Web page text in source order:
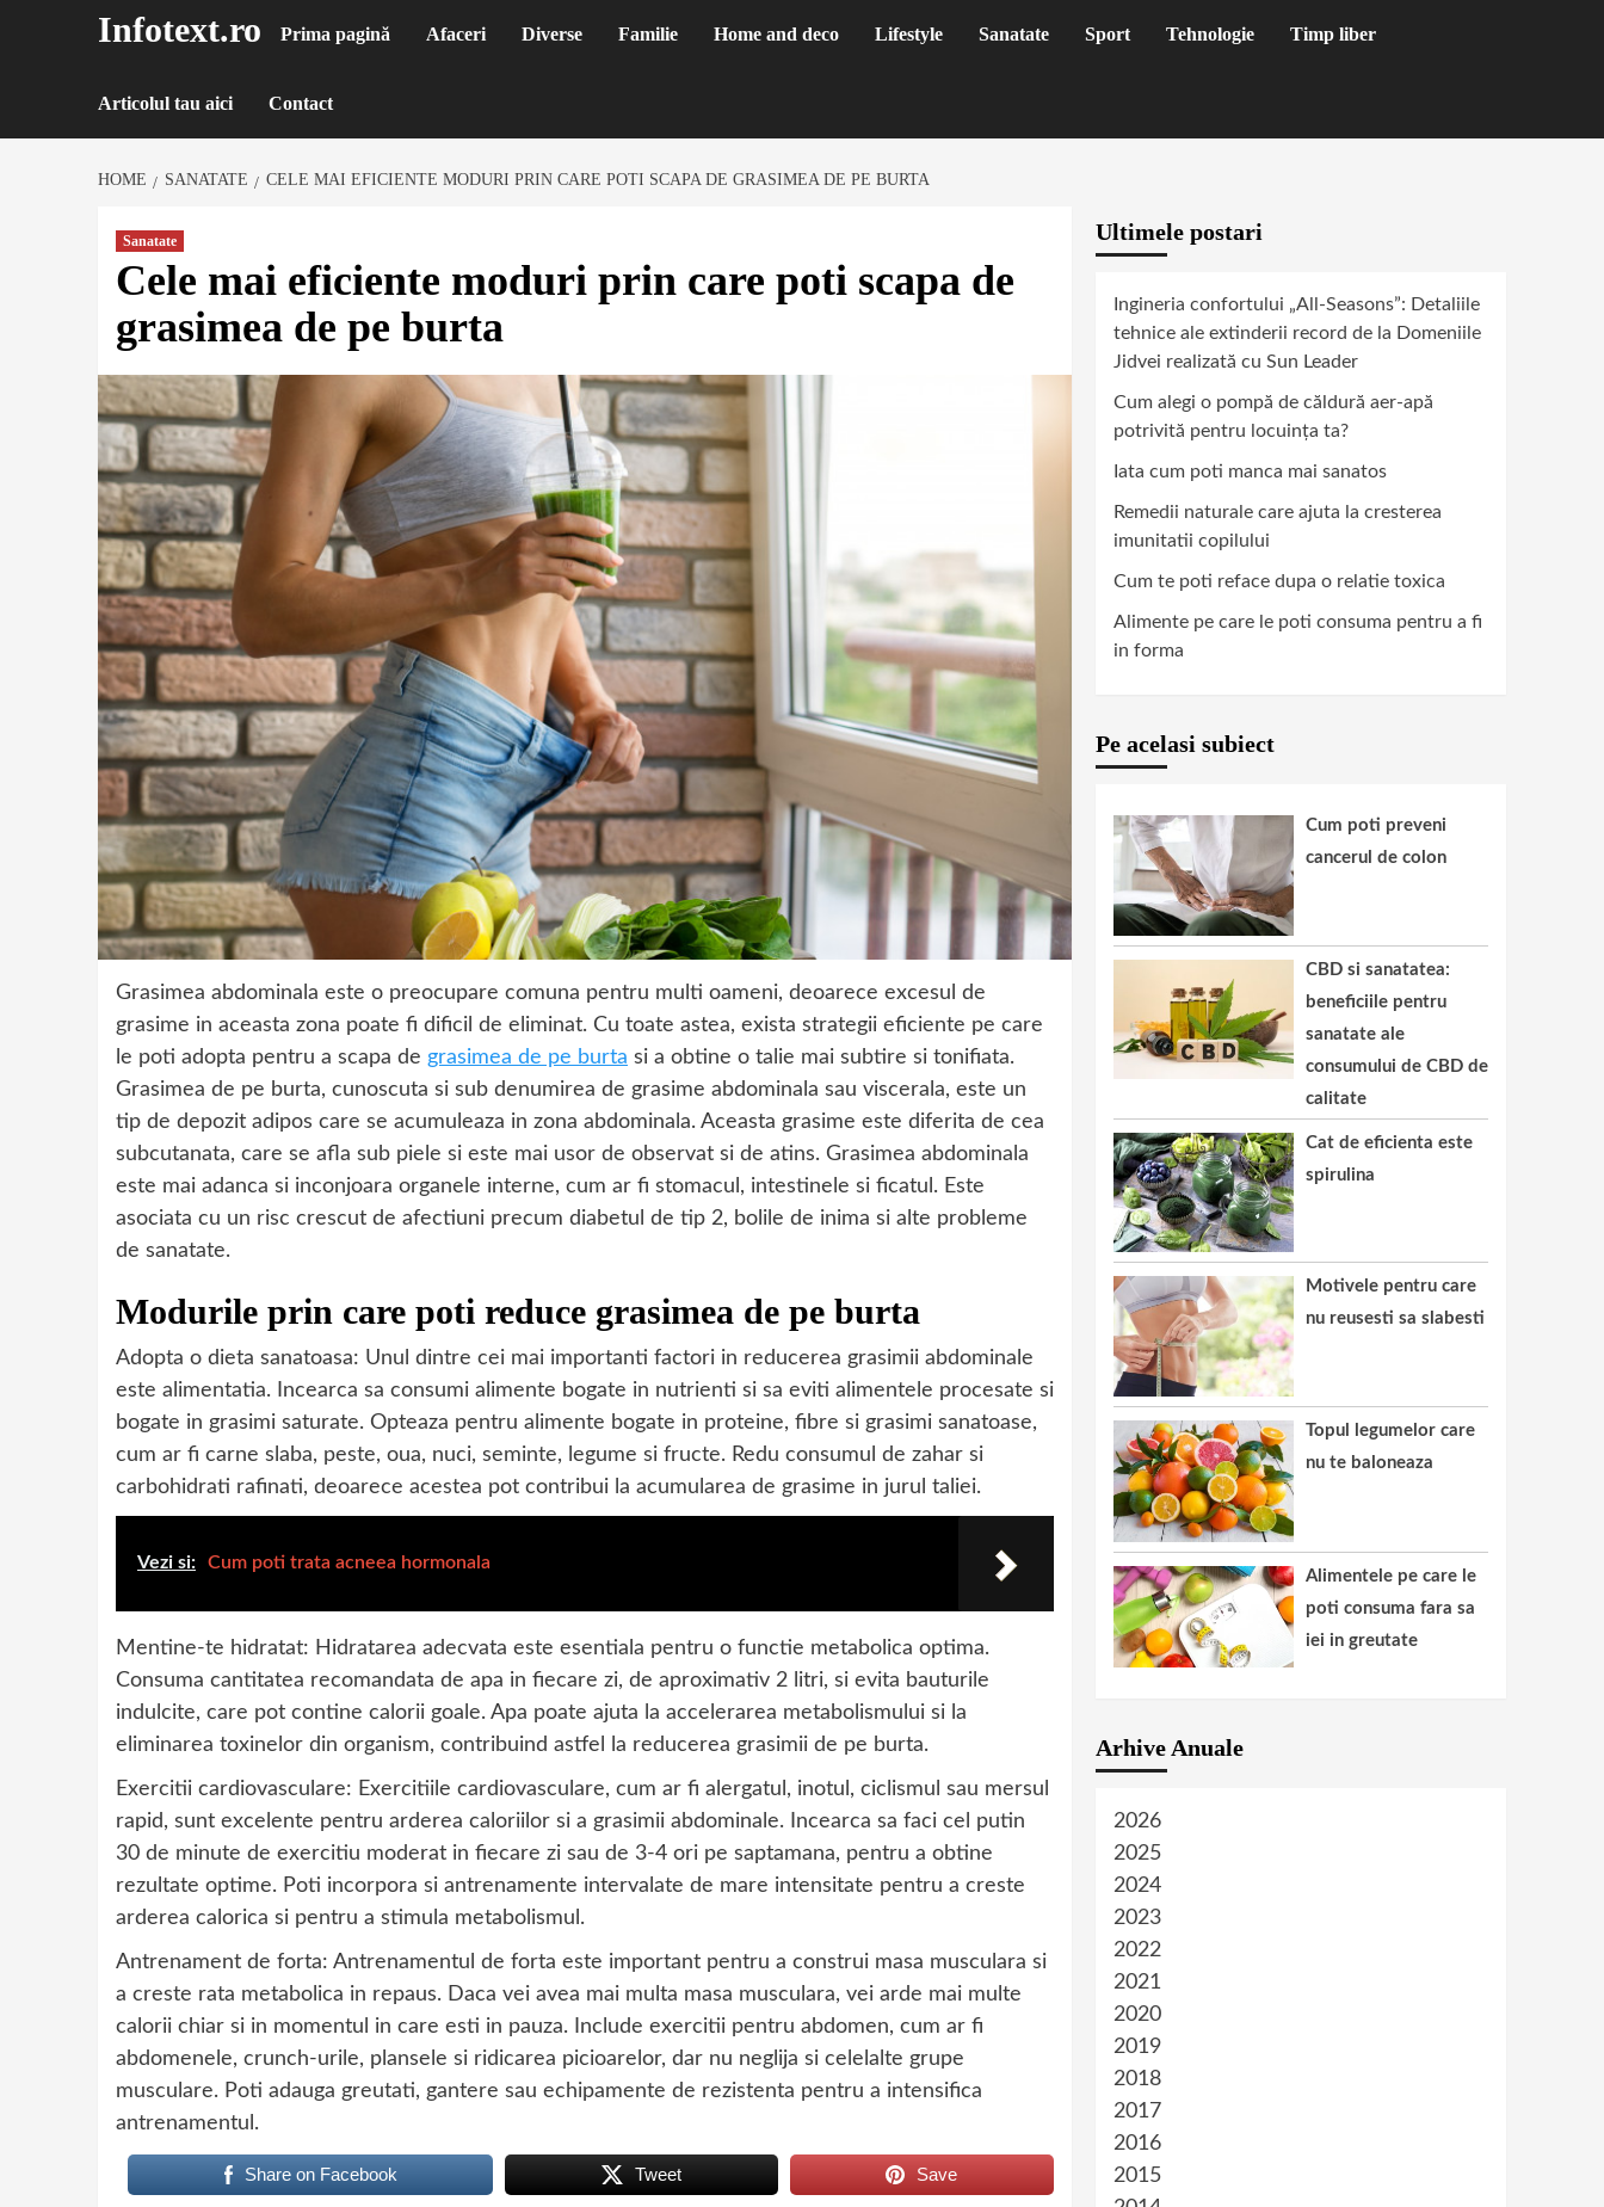
Infotext.ro Prima pagină Afaceri Diverse Familie Home and deco Lifestyle Sanatate Sport Tehnologie Timp liber
Articolul tau aici Contact
HOME SANATATE CELE MAI EFICIENTE MODURI PRIN CARE POTI SCAPA DE GRASIMEA DE PE BURTA
Sanatate
Cele mai eficiente moduri prin care poti scapa de
grasimea de pe burta
Grasimea abdominala este o preocupare comuna pentru multi oameni, deoarece excesul de
grasime in aceasta zona poate fi dificil de eliminat. Cu toate astea, exista strategii eficiente pe care
le poti adopta pentru a scapa de grasimea de pe burta si a obtine o talie mai subtire si tonifiata.
Grasimea de pe burta, cunoscuta si sub denumirea de grasime abdominala sau viscerala, este un
tip de depozit adipos care se acumuleaza in zona abdominala. Aceasta grasime este diferita de cea
subcutanata, care se afla sub piele si este mai usor de observat si de atins. Grasimea abdominala
este mai adanca si inconjoara organele interne, cum ar fi stomacul, intestinele si ficatul. Este
asociata cu un risc crescut de afectiuni precum diabetul de tip 2, bolile de inima si alte probleme
de sanatate.
Modurile prin care poti reduce grasimea de pe burta
Adopta o dieta sanatoasa: Unul dintre cei mai importanti factori in reducerea grasimii abdominale
este alimentatia. Incearca sa consumi alimente bogate in nutrienti si sa eviti alimentele procesate si
bogate in grasimi saturate. Opteaza pentru alimente bogate in proteine, fibre si grasimi sanatoase,
cum ar fi carne slaba, peste, oua, nuci, seminte, legume si fructe. Redu consumul de zahar si
carbohidrati rafinati, deoarece acestea pot contribui la acumularea de grasime in jurul taliei.
Vezi si: Cum poti trata acneea hormonala
Mentine-te hidratat: Hidratarea adecvata este esentiala pentru o functie metabolica optima.
Consuma cantitatea recomandata de apa in fiecare zi, de aproximativ 2 litri, si evita bauturile
indulcite, care pot contine calorii goale. Apa poate ajuta la accelerarea metabolismului si la
eliminarea toxinelor din organism, contribuind astfel la reducerea grasimii de pe burta.
Exercitii cardiovasculare: Exercitiile cardiovasculare, cum ar fi alergatul, inotul, ciclismul sau mersul
rapid, sunt excelente pentru arderea caloriilor si a grasimii abdominale. Incearca sa faci cel putin
30 de minute de exercitiu moderat in fiecare zi sau de 3-4 ori pe saptamana, pentru a obtine
rezultate optime. Poti incorpora si antrenamente intervalate de mare intensitate pentru a creste
arderea calorica si pentru a stimula metabolismul.
Antrenament de forta: Antrenamentul de forta este important pentru a construi masa musculara si
a creste rata metabolica in repaus. Daca vei avea mai multa masa musculara, vei arde mai multe
calorii chiar si in momentul in care esti in pauza. Include exercitii pentru abdomen, cum ar fi
abdomenele, crunch-urile, plansele si ridicarea picioarelor, dar nu neglija si celelalte grupe
musculare. Poti adauga greutati, gantere sau echipamente de rezistenta pentru a intensifica
antrenamentul.
Share on Facebook Tweet Save
Ultimele postari
Ingineria confortului „All-Seasons”: Detaliile
tehnice ale extinderii record de la Domeniile
Jidvei realizată cu Sun Leader
Cum alegi o pompă de căldură aer-apă
potrivită pentru locuința ta?
Iata cum poti manca mai sanatos
Remedii naturale care ajuta la cresterea
imunitatii copilului
Cum te poti reface dupa o relatie toxica
Alimente pe care le poti consuma pentru a fi
in forma
Pe acelasi subiect
Cum poti preveni
cancerul de colon
CBD si sanatatea:
beneficiile pentru
sanatate ale
consumului de CBD de
calitate
Cat de eficienta este
spirulina
Motivele pentru care
nu reusesti sa slabesti
Topul legumelor care
nu te baloneaza
Alimentele pe care le
poti consuma fara sa
iei in greutate
Arhive Anuale
2026
2025
2024
2023
2022
2021
2020
2019
2018
2017
2016
2015